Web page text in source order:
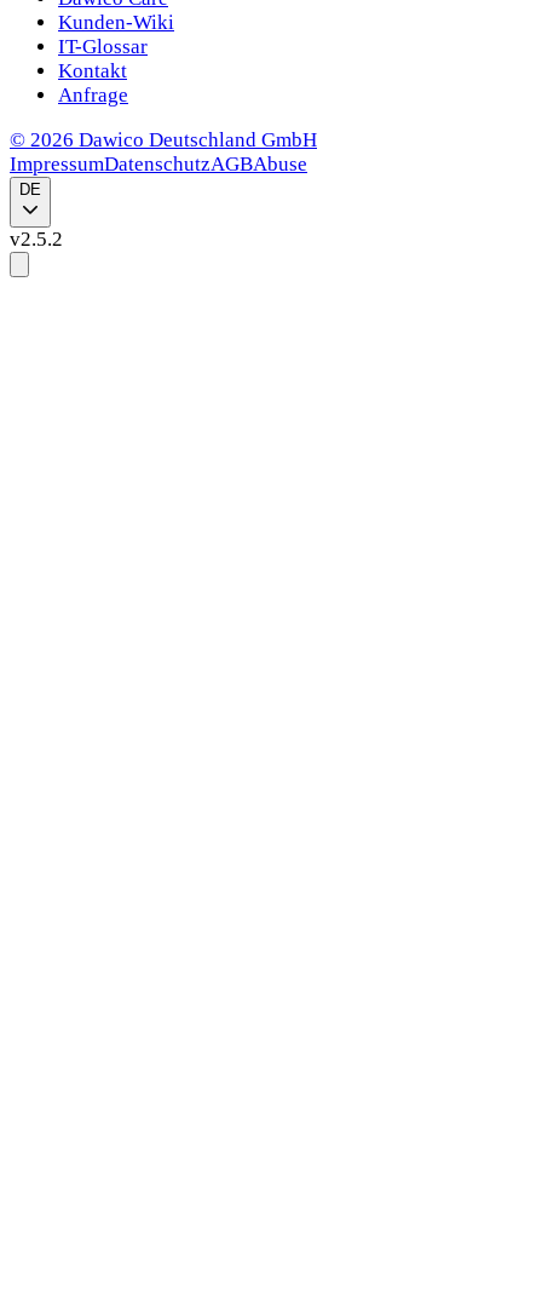
Kunden-Wiki
IT-Glossar
Kontakt
Anfrage
© 2026 Dawico Deutschland GmbH
ImpressumDatenschutzAGBAbuse
DE
v2.5.2